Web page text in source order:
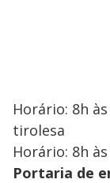
Horário: 8h
tirolesa
Horário: 8h
Portaria de